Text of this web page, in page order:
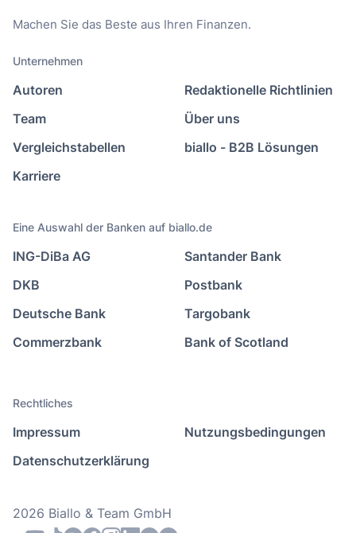
Machen Sie das Beste aus Ihren Finanzen.
Unternehmen
Autoren
Team
Vergleichstabellen
Karriere
Redaktionelle Richtlinien
Über uns
biallo - B2B Lösungen
Eine Auswahl der Banken auf biallo.de
ING-DiBa AG
DKB
Deutsche Bank
Commerzbank
Santander Bank
Postbank
Targobank
Bank of Scotland
Rechtliches
Impressum
Datenschutzerklärung
Nutzungsbedingungen
2026 Biallo & Team GmbH